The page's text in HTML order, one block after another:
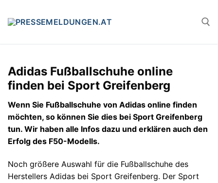
Inhalt
Adidas Fußballschuhe online
finden bei Sport Greifenberg
Wenn Sie Fußballschuhe von Adidas online finden
möchten, so können Sie dies bei Sport Greifenberg
tun. Wir haben alle Infos dazu und erklären auch den
Erfolg des F50-Modells.
Noch größere Auswahl für die Fußballschuhe des
Herstellers Adidas bei Sport Greifenberg. Der Sport